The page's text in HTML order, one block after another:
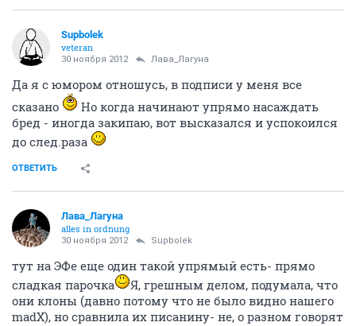
Supbolek
veteran
30 ноября 2012 Лава_Лагуна
Да я с юмором отношусь, в подписи у меня все
сказано
Но когда начинают упрямо насаждать
бред - иногда закипаю, вот высказался и успокоился
до след.раза
ОТВЕТИТЬ
Лава_Лагуна
alles in ordnung
30 ноября 2012 Supbolek
тут на ЭФе еще один такой упрямый есть- прямо
сладкая парочка
Я, грешным делом, подумала, что
они клоны (давно потому что не было видно нашего
madX), но сравнила их писанину- не, о разном говорят